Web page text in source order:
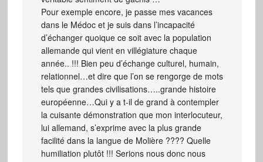
Pour exemple encore, je passe mes vacances
dans le Médoc et je suis dans l’incapacité
d’échanger quoique ce soit avec la population
allemande qui vient en villégiature chaque
année.. !!! Bien peu d’échange culturel, humain,
relationnel…et dire que l’on se rengorge de mots
tels que grandes civilisations…..grande histoire
européenne…Qui y a t-il de grand à contempler
la cuisante démonstration que mon interlocuteur,
lui allemand, s’exprime avec la plus grande
facilité dans la langue de Molière ???? Quelle
humiliation plutôt !!! Serions nous donc nous